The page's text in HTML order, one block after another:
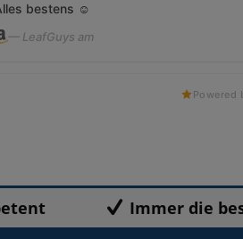
bestens ☺️
— LeafGuys am
Powered
Immer die